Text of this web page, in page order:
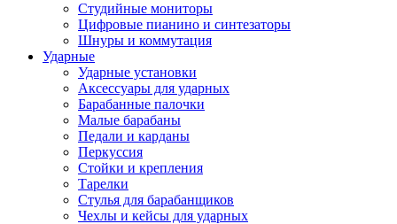
Студийные мониторы
Цифровые пианино и синтезаторы
Шнуры и коммутация
Ударные
Ударные установки
Аксессуары для ударных
Барабанные палочки
Малые барабаны
Педали и карданы
Перкуссия
Стойки и крепления
Тарелки
Стулья для барабанщиков
Чехлы и кейсы для ударных